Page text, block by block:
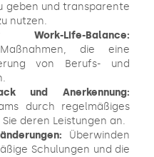
geben und transparente
nutzen.
Life-Balance:
die eine
von Berufs- und
und Anerkennung:
durch regelmäßiges
deren Leistungen an.
Überwinden
Schulungen und die